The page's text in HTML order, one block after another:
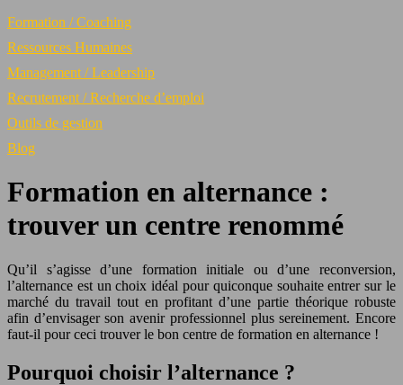
Formation / Coaching
Ressources Humaines
Management / Leadership
Recrutement / Recherche d’emploi
Outils de gestion
Blog
Formation en alternance :
trouver un centre renommé
Qu’il s’agisse d’une formation initiale ou d’une reconversion,
l’alternance est un choix idéal pour quiconque souhaite entrer sur le
marché du travail tout en profitant d’une partie théorique robuste
afin d’envisager son avenir professionnel plus sereinement. Encore
faut-il pour ceci trouver le bon centre de formation en alternance !
Pourquoi choisir l’alternance ?